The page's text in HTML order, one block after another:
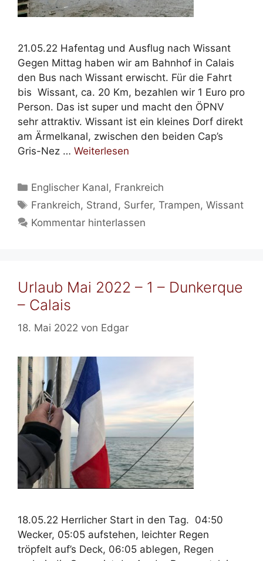
21.05.22 Hafentag und Ausflug nach Wissant
Gegen Mittag haben wir am Bahnhof in Calais
den Bus nach Wissant erwischt. Für die Fahrt
bis Wissant, ca. 20 Km, bezahlen wir 1 Euro pro
Person. Das ist super und macht den ÖPNV
sehr attraktiv. Wissant ist ein kleines Dorf direkt
am Ärmelkanal, zwischen den beiden Cap’s
Gris-Nez … Weiterlesen
Kategorien
Englischer Kanal, Frankreich
Schlagwörter
Frankreich, Strand, Surfer,Trampen,Wissant
Kommentar hinterlassen
Urlaub Mai 2022 – 1 – Dunkerque
– Calais
18. Mai 2022 von Edgar
18.05.22 Herrlicher Start in den Tag. 04:50
Wecker, 05:05 aufstehen, leichter Regen
tröpfelt auf’s Deck, 06:05 ablegen, Regen